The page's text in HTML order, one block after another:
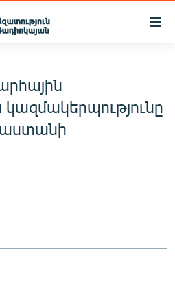
կազմակերպությունը